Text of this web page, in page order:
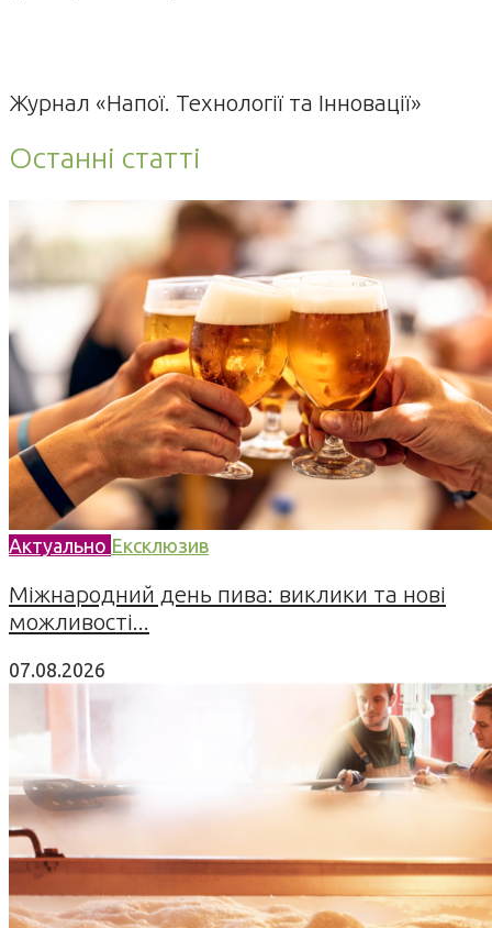
Журнал «Напої. Технології та Інновації»
Останні статті
Актуально Ексклюзив
Міжнародний день пива: виклики та нові
можливості...
07.08.2026